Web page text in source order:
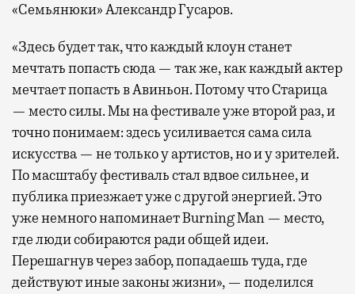
«Семьянюки» Александр Гусаров.
«Здесь будет так, что каждый клоун станет
мечтать попасть сюда — так же, как каждый актер
мечтает попасть в Авиньон. Потому что Старица
— место силы. Мы на фестивале уже второй раз, и
точно понимаем: здесь усиливается сама сила
искусства — не только у артистов, но и у зрителей.
По масштабу фестиваль стал вдвое сильнее, и
публика приезжает уже с другой энергией. Это
уже немного напоминает Burning Man — место,
где люди собираются ради общей идеи.
Перешагнув через забор, попадаешь туда, где
действуют иные законы жизни», — поделился